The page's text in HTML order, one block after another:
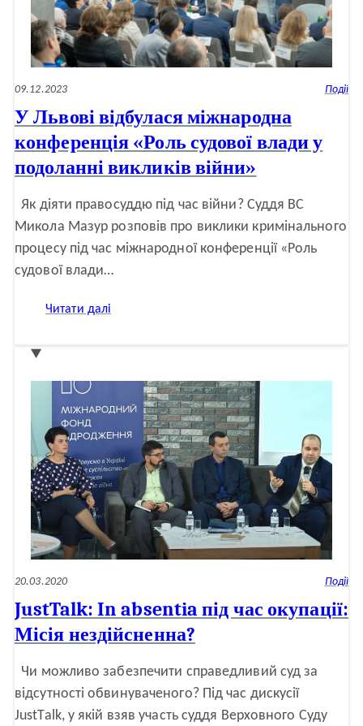
09.12.2023 Події
У Львові відбулася міжнародна
конференція «Роль судової влади у
подоланні викликів війни»
Як діяти правосуддю під час війни? Суддя ВС
Микола Мазур розповів про виклики кримінального
процесу під час міжнародної конференції «Роль
судової влади…
Читати далі
конференція
«Роль
судової
влади
подоланні
викликів
війни»
20.03.2020 Події
JustTalk: In absentia під час окупації:
Місія нездійсненна?
Чи можливо забезпечити справедливий суд за
відсутності обвинуваченого? Під час дискусії
JustTalk, у якій взяв участь суддя Верховного Суду